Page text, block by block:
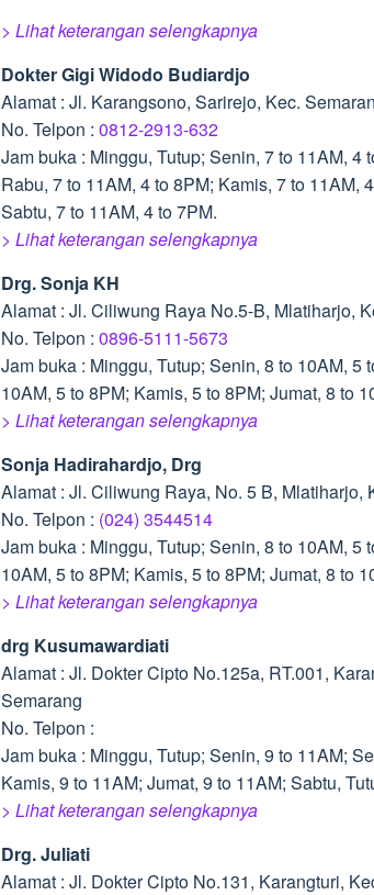
> Lihat keterangan selengkapnya
Dokter Gigi Widodo Budiardjo
Alamat : Jl. Karangsono, Sarirejo, Kec.
No. Telpon : 0812-2913-632
Jam buka : Minggu, Tutup; Senin, 7 to 11AM, 4
Rabu, 7 to 11AM, 4 to 8PM; Kamis, 7 to 11AM,
Sabtu, 7 to 11AM, 4 to 7PM.
> Lihat keterangan selengkapnya
Drg. Sonja KH
Alamat : Jl. Ciliwung Raya No.5-B, Mlatiharjo,
No. Telpon : 0896-5111-5673
Jam buka : Minggu, Tutup; Senin, 8 to 10AM, 5
10AM, 5 to 8PM; Kamis, 5 to 8PM; Jumat, 8 to
> Lihat keterangan selengkapnya
Sonja Hadirahardjo, Drg
Alamat : Jl. Ciliwung Raya, No. 5 B, Mlatiharjo,
No. Telpon : (024) 3544514
Jam buka : Minggu, Tutup; Senin, 8 to 10AM, 5
10AM, 5 to 8PM; Kamis, 5 to 8PM; Jumat, 8 to
> Lihat keterangan selengkapnya
drg Kusumawardiati
Alamat : Jl. Dokter Cipto No.125a, RT.001,
Semarang
No. Telpon :
Jam buka : Minggu, Tutup; Senin, 9 to 11AM;
Kamis, 9 to 11AM; Jumat, 9 to 11AM; Sabtu,
> Lihat keterangan selengkapnya
Drg. Juliati
Alamat : Jl. Dokter Cipto No.131, Karangturi,